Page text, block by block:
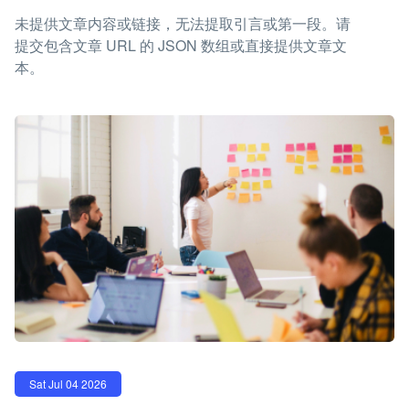
未提供文章内容或链接，无法提取引言或第一段。请
提交包含文章 URL 的 JSON 数组或直接提供文章文
本。
Sat Jul 04 2026